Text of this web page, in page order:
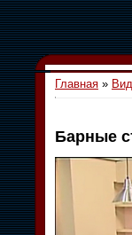
Главная »
Барные